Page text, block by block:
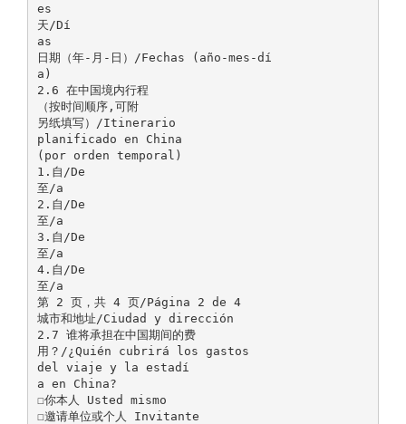
es
天/Dí
as
日期（年-月-日）/Fechas (año-mes-dí
a)
2.6 在中国境内行程
（按时间顺序,可附
另纸填写）/Itinerario
planificado en China
(por orden temporal)
1.自/De
至/a
2.自/De
至/a
3.自/De
至/a
4.自/De
至/a
第 2 页，共 4 页/Página 2 de 4
城市和地址/Ciudad y dirección
2.7 谁将承担在中国期间的费
用？/¿Quién cubrirá los gastos
del viaje y la estadí
a en China?
☐你本人 Usted mismo
☐邀请单位或个人 Invitante